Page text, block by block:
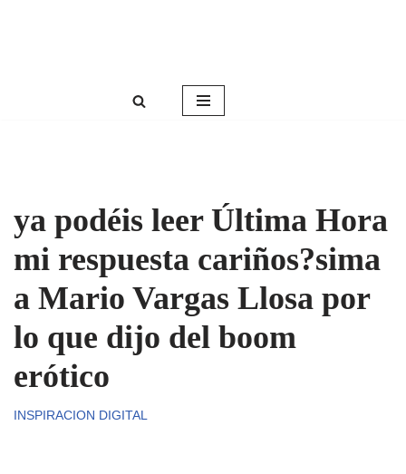
ya podéis leer Última Hora
mi respuesta cariños?sima
a Mario Vargas Llosa por
lo que dijo del boom
erótico
INSPIRACION DIGITAL